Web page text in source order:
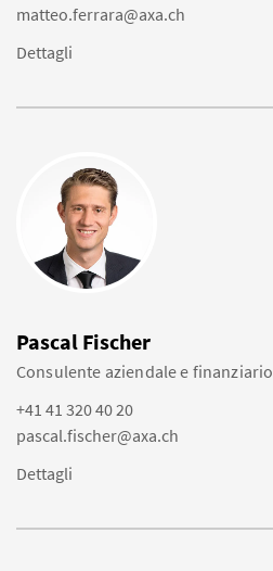
matteo.ferrara@axa.ch
Dettagli
Pascal Fischer
Consulente aziendale e finanziario
+41 41 320 40 20
pascal.fischer@axa.ch
Dettagli